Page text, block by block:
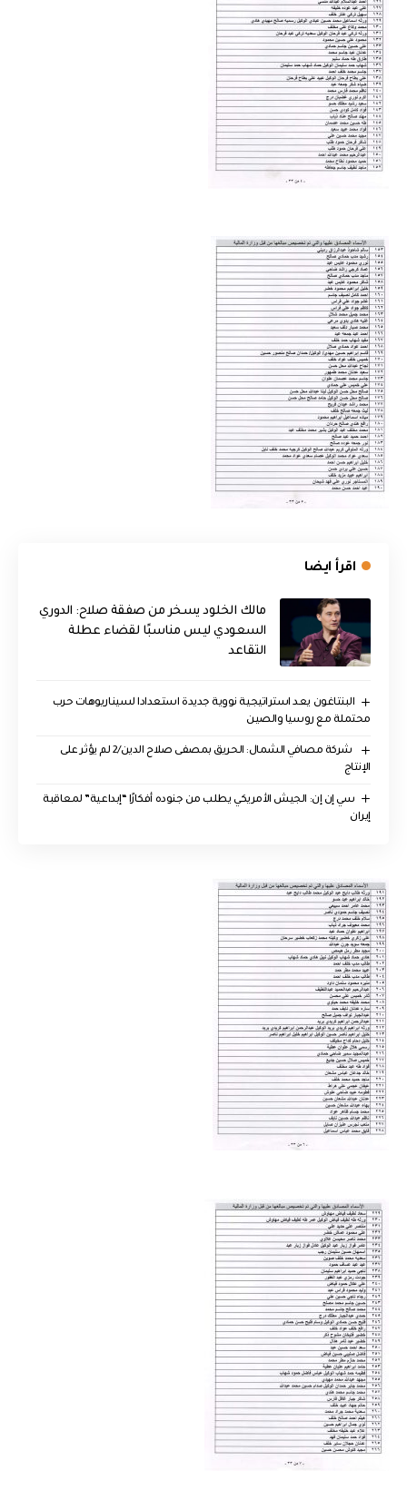
اقرأ ايضا
مالك الخلود يسخر من صفقة صلاح: الدوري
السعودي ليس مناسبًا لقضاء عطلة
التقاعد
البنتاغون يعد استراتيجية نووية جديدة استعدادا لسيناريوهات حرب
محتملة مع روسيا والصين
‏ شركة مصافي الشمال: الحريق بمصفى صلاح الدين/2 لم يؤثر على
الإنتاج
سي إن إن: الجيش الأمريكي يطلب من جنوده أفكارًا “إبداعية” لمعاقبة
إيران